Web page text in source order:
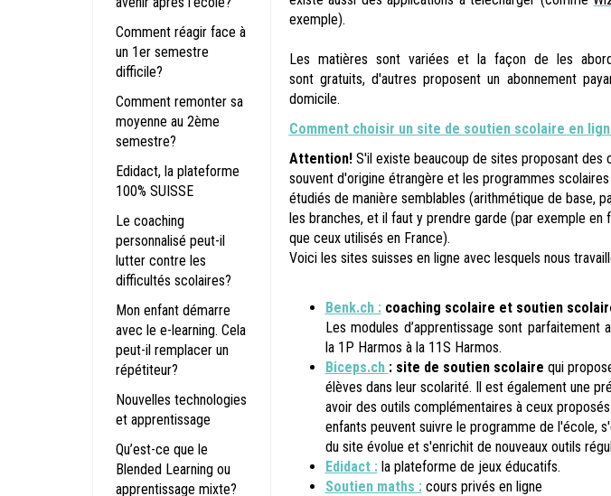
Comment réagir face à
un 1er semestre
difficile?
Comment remonter sa
moyenne au 2ème
semestre?
Edidact, la plateforme
100% SUISSE
Le coaching
personnalisé peut-il
lutter contre les
difficultés scolaires?
Mon enfant démarre
avec le e-learning. Cela
peut-il remplacer un
répétiteur?
Nouvelles technologies
et apprentissage
Qu’est-ce que le
Blended Learning ou
apprentissage mixte?
exemple).
Les matières sont variées et la façon de les
sont gratuits, d'autres proposent un abonnement
domicile.
Comment choisir un site de soutien scolaire en
Attention!S'il existe beaucoup de sites proposant des
souvent d'origine étrangère et les programmes
étudiés de manière semblables (arithmétique de base,
les branches, et il faut y prendre garde (par exemple
que ceux utilisés en France).
Voici les sites suisses en ligne avec lesquels nous
Benk.ch : coaching scolaire et soutien
Les modules d’apprentissage sont parfaitement
la 1P Harmos à la 11S Harmos.
Biceps.ch : site de soutien scolaire qui
élèves dans leur scolarité. Il est également une
avoir des outils complémentaires à ceux
enfants peuvent suivre le programme de l'école,
du site évolue et s'enrichit de nouveaux outils
Edidact :la plateforme de jeux éducatifs.
Soutien maths :cours privés en ligne